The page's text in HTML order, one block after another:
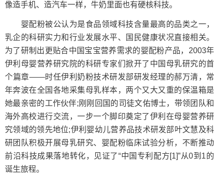
像造手机、造汽车一样，牛奶里面也有硬核科技。
婴配粉被公认为是食品领域科技含量最高的品类之一，
乳企的科研实力和行业发展水平、国民健康状况直接相关。
为了研制出更贴合中国宝宝营养需求的婴配粉产品，2003年
伊利母婴营养研究院的科研专家们掀开了中国母乳研究的首
个篇章——时任伊利奶粉技术研发部研发经理的郝万清，常
年奔波在全国各地采集母乳样本，两个又大又重的保温箱是
她最亲密的工作伙伴;刚刚回国的司徒文佑博士，带领团队和
海外高校进行交流，一步一个脚印奠定了伊利在母婴营养研
究领域的领先地位;伊利婴幼儿营养品技术研发部叶文慧及科
研团队积极开展母乳研究、婴配粉临床试验分析，不断推动
前沿科技成果落地转化，见证了“中国专利配方[1]”从0到1的
诞生旅程。